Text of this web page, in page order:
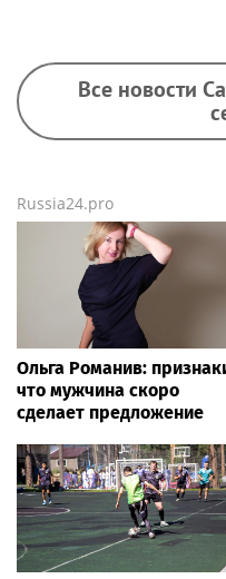
Все новости
Russia24.pro
Ольга Романив:
что мужчина скоро
сделает предложение